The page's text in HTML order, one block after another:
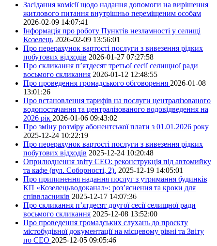
Засідання комісії щодо надання допомоги на вирішення
житлового питання внутрішньо переміщеним особам
2026-02-09 14:07:41
Інформація про роботу Пунктів незламності у селищі
Козелець 2026-02-09 13:56:01
Про перерахунок вартості послуги з вивезення рідких
побутових відходів 2026-01-27 07:27:58
Про скликання п’ятдесят третьої сесії селищної ради
восьмого скликання 2026-01-12 12:48:55
Про проведення громадського обговорення 2026-01-08
13:01:26
Про встановлення тарифів на послуги централізованого
водопостачання та централізованого водовідведення на
2026 рік 2026-01-06 09:43:02
Про зміну розміру абонентської плати з 01.01.2026 року
2025-12-24 10:22:19
Про перерахунок вартості послуги з вивезення рідких
побутових відходів 2025-12-24 10:20:48
Оприлюднення звіту СЕО: реконструкція під автомийку
та кафе (вул. Соборності, 2). 2025-12-19 14:05:01
Про припинення надання послуг з утримання будинків
КП «Козелецьводоканал»: роз’яснення та кроки для
співвласників 2025-12-17 14:07:36
Про скликання п’ятдесят другої сесії селищної ради
восьмого скликання 2025-12-08 13:52:00
Про проведення громадських слухань до проєкту
містобудівної документації на місцевому рівні та Звіту
по СЕО 2025-12-05 09:05:46